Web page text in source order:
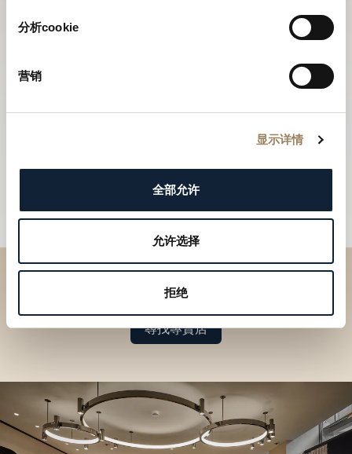
分析cookie
营销
显示详情
全部允许
允许选择
拒绝
於專賣店探索品牌系列作品
尋找專賣店